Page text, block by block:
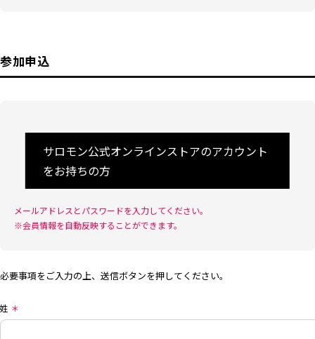
参加申込
サロモン公式オンラインストアのアカウント
をお持ちの方
メールアドレスとパスワードを入力してください。
※会員情報を自動反映することができます。
必要事項をご入力の上、送信ボタンを押してください。
姓 ＊